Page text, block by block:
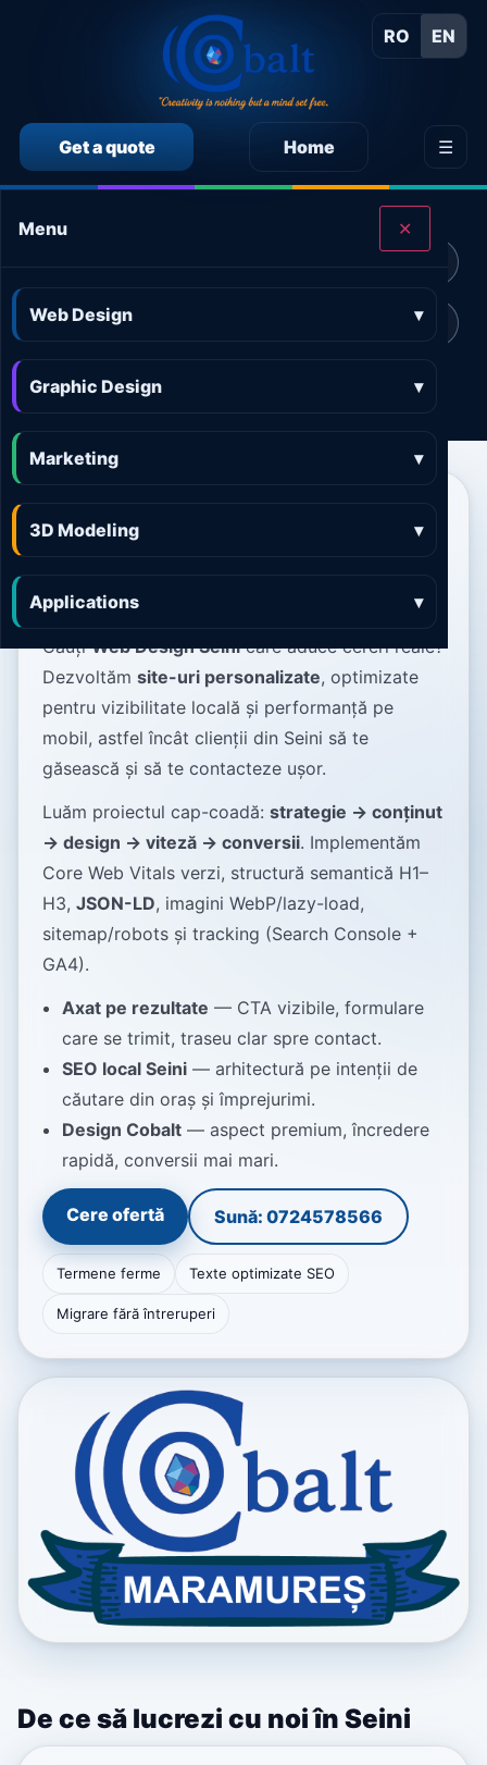
RO EN
Get a quote Home ☰
Menu ✕
Web Design ▾
Graphic Design ▾
Marketing ▾
3D Modeling ▾
Applications ▾
CALCULEAZĂ SINGUR PREȚUL SERVICIILOR
Calculator preț Marketing online Calculator preț 3D and AR
Calculator preț Aplicații
Web Design Seini site-
orientate pe conversie
CauțiWeb Design Seinicare aduce cereri reale?
Dezvoltăm site-uri personalizate, optimizate
pentru vizibilitate locală și performanță pe
mobil, astfel încât clienții din Seini să te
găsească și să te contacteze ușor.
Luăm proiectul cap-coadă: strategie → conținut
→ design → viteză → conversii. Implementăm
Core Web Vitals verzi, structură semantică H1–
H3, JSON-LD, imagini WebP/lazy-load,
sitemap/robots și tracking (Search Console +
GA4).
Axat pe rezultate — CTA vizibile, formulare
care se trimit, traseu clar spre contact.
SEO local Seini — arhitectură pe intenții de
căutare din oraș și împrejurimi.
Design Cobalt — aspect premium, încredere
rapidă, conversii mai mari.
Cere ofertă Sună: 0724578566
Termene ferme Texte optimizate SEO
Migrare fără întreruperi
De ce să lucrezi cu noi în Seini